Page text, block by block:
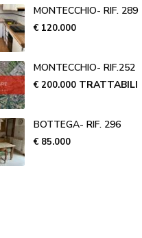
MONTECCHIO- RIF. 289
€ 120.000
MONTECCHIO- RIF.252
€ 200.000 TRATTABILI
BOTTEGA- RIF. 296
€ 85.000